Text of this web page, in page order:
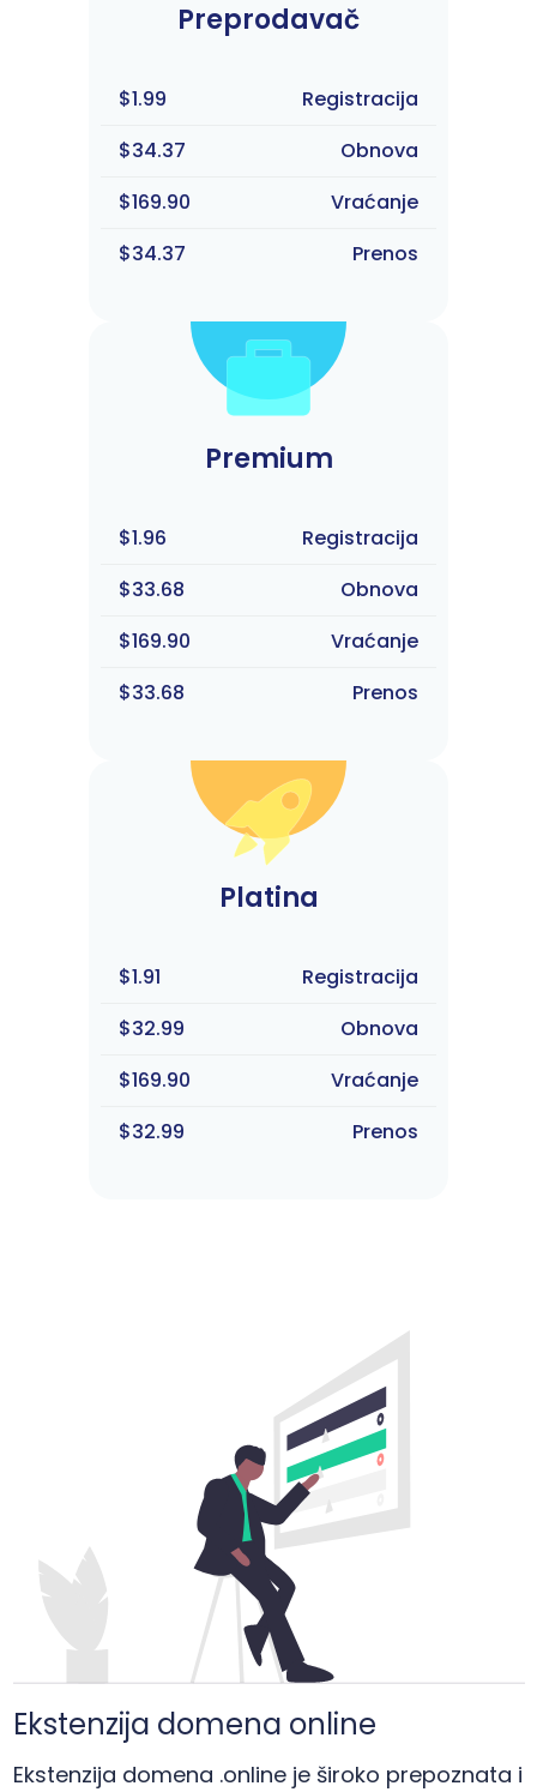
Preprodavač
$1.99
Registracija
$34.37
Obnova
$169.90
Vraćanje
$34.37
Prenos
Premium
$1.96
Registracija
$33.68
Obnova
$169.90
Vraćanje
$33.68
Prenos
Platina
$1.91
Registracija
$32.99
Obnova
$169.90
Vraćanje
$32.99
Prenos
Ekstenzija domena online
Ekstenzija domena .online je široko prepoznata i